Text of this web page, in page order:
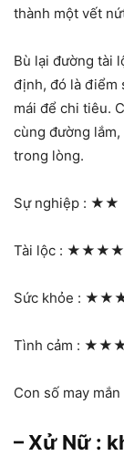
thành một vết
Bù lại đường tài
định, đó là điểm
mái để chi tiêu.
cùng đường
trong lòng.
Sự nghiệp : ★★
Tài lộc :
Sức khỏe :
Tình cảm :
Con số may
– Xử Nữ :